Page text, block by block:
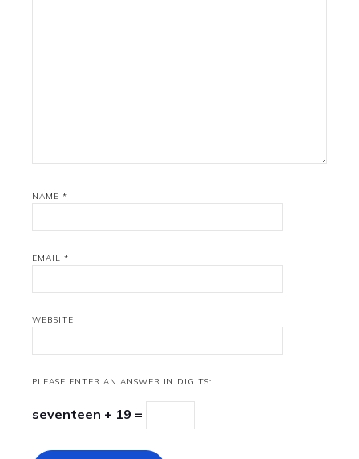
NAME *
EMAIL *
WEBSITE
PLEASE ENTER AN ANSWER IN DIGITS:
seventeen + 19 =